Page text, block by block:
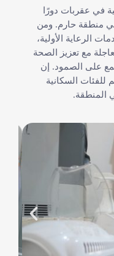
في عقربات دورًا
منطقة حارم. ومن
الرعاية الأولية،
مع تعزيز الصحة
على الصمود. إن
للفئات السكانية
المنطقة.